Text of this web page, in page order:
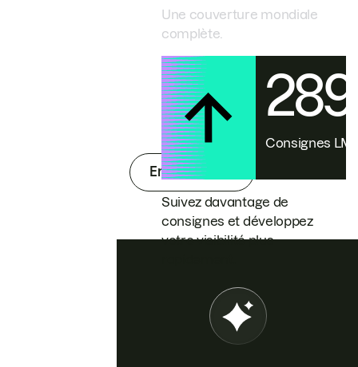
Une couverture mondiale
complète.
Consignes
Suivez davantage de
consignes et développez
votre visibilité plus
En savoir plus